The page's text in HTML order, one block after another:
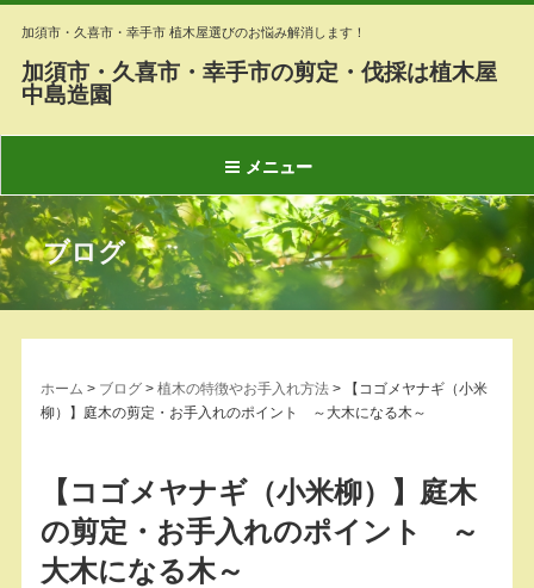
加須市・久喜市・幸手市 植木屋選びのお悩み解消します！
加須市・久喜市・幸手市の剪定・伐採は植木屋
中島造園
メニュー
ブログ
ホーム > ブログ >植木の特徴やお手入れ方法 >
【コゴメヤナギ（小米
柳）】庭木の剪定・お手入れのポイント ～大木になる木～
【コゴメヤナギ（小米柳）】庭木
の剪定・お手入れのポイント ～
大木になる木～